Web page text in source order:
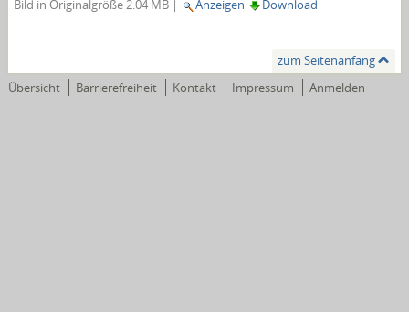
Bild in Originalgröße2.04 MB | Anzeigen Download
zum Seitenanfang
Übersicht
Barrierefreiheit Kontakt Impressum Anmelden